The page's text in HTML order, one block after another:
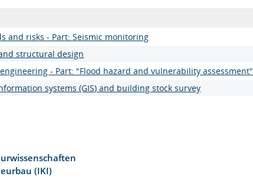
and risks - Part: Seismic monitoring
structural design
- Part: "Flood hazard and vulnerability assessment"
systems (GIS) and building stock survey
(IKI)